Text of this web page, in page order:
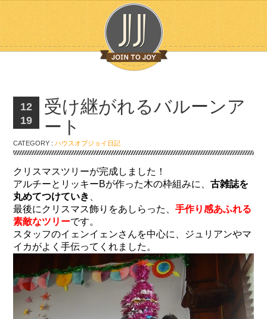
12
19
受け継がれるバルーンア
ート
CATEGORY :ハウスオブジョイ日記
クリスマスツリーが完成しました！
アルチーとリッキーBが作った木の枠組みに、古雑誌を
丸めてつけていき
最後にクリスマス飾りをあしらった、手作り感あふれる
素敵なツリーです。
スタッフのイェンイェンさんを中心に、ジュリアンやマ
イカがよく手伝ってくれました。